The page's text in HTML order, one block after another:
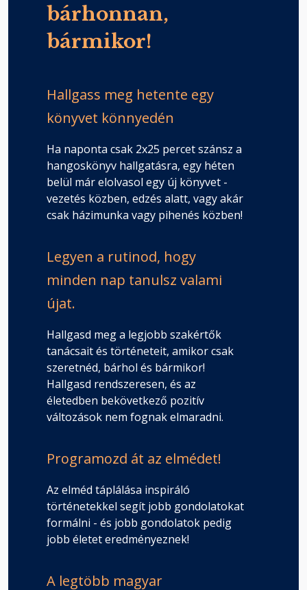
bárhonnan,
bármikor!
Hallgass meg hetente egy
könyvet könnyedén
Ha naponta csak 2x25 percet szánsz a
hangoskönyv hallgatásra, egy héten
belül már elolvasol egy új könyvet -
vezetés közben, edzés alatt, vagy akár
csak házimunka vagy pihenés közben!
Legyen a rutinod, hogy
minden nap tanulsz valami
újat.
Hallgasd meg a legjobb szakértők
tanácsait és történeteit, amikor csak
szeretnéd, bárhol és bármikor!
Hallgasd rendszeresen, és az
életedben bekövetkező pozitív
változások nem fognak elmaradni.
Programozd át az elmédet!
Az elméd táplálása inspiráló
történetekkel segít jobb gondolatokat
formálni - és jobb gondolatok pedig
jobb életet eredményeznek!
A legtöbb magyar